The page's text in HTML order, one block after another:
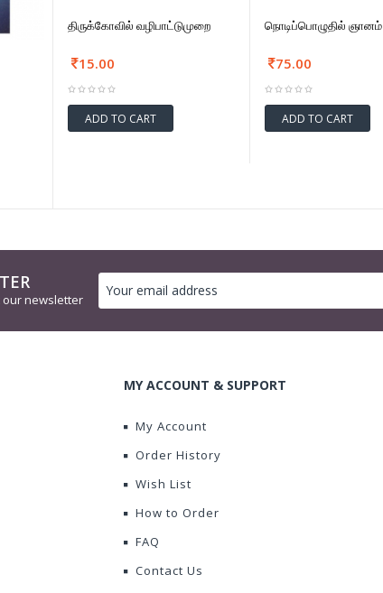
திருக்கோவில் வழிபாட்டுமுறை
15.00
ADD TO CART
நொடிப்பொழுதில் ஞானம்
75.00
ADD TO CART
our newsletter
MY ACCOUNT & SUPPORT
My Account
Order History
Wish List
How to Order
FAQ
Contact Us